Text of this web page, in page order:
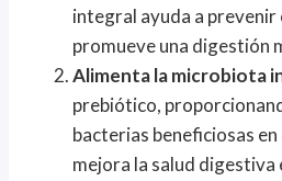
integral ayuda a
promueve una digestión
Alimenta la microbiota
prebiótico,
bacterias beneficiosas
mejora la salud digestiva